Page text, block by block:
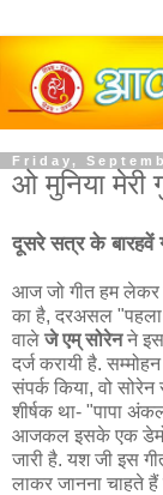
Friday,
ओ मुनिया
दूसरे सत्र के बारहवें
आज जो गीत हम लेकर
का है, दरअसल
वालेजे एम् सोरेनने
दर्ज करायी है.
संपर्क किया, वो
शीर्षक था- "पापा
आजकल इसके एक डेमो
जारी है. यश जी इस
लाकर जानना चाहते